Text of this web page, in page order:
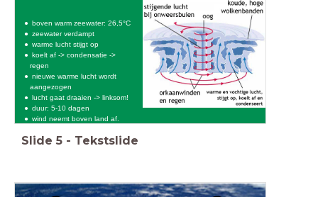
boven warm zeewater: 26,5°C
zeewater verdampt
warme lucht stijgt op
koelt af -> condensatie ->
regen
nieuwe warme lucht wordt
aangezogen
lucht gaat draaien -> linksom!
duur: 5-10 dagen
wind neemt boven land af.
Slide 5 - Tekstslide